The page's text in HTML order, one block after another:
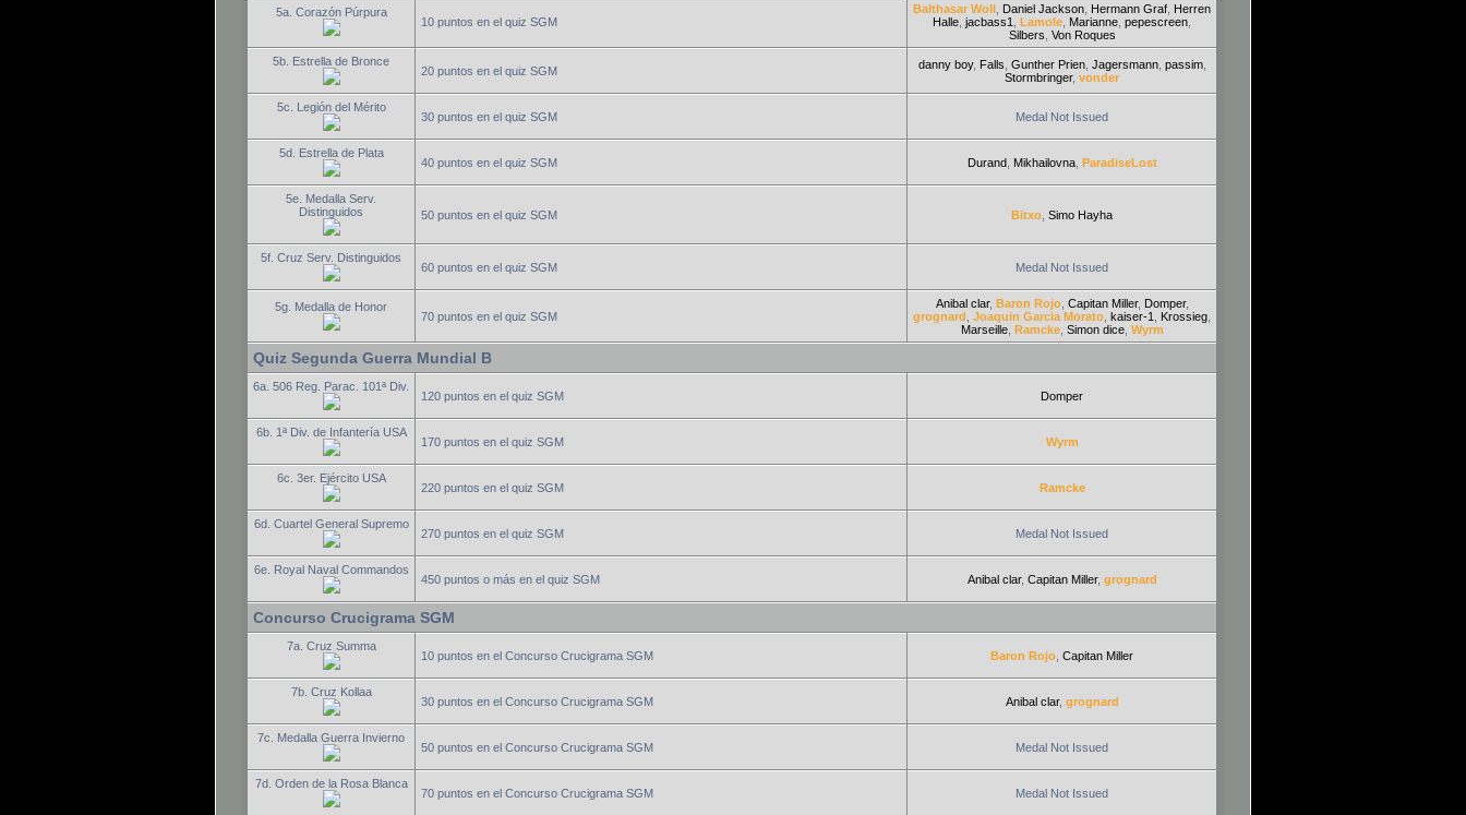
5a. Corazón Púrpura
10 puntos en el quiz SGM
Balthasar Woll Daniel Jackson Hermann Graf Herren
Halle jacbass1 Lamole Marianne pepescreen
Silbers Von Roques
5b. Estrella de Bronce
20 puntos en el quiz SGM danny boy, Falls Gunther Prien, Jagersmann, passim,
Stormbringer, vonder
5c. Legión del Mérito
30 puntos en el quiz SGM Medal Not Issued
5d. Estrella de Plata
40 puntos en el quiz SGM Durand, Mikhailovna, ParadiseLost
5e. Medalla Serv.
Distinguidos
50 puntos en el quiz SGM Bitxo Simo Hayha
5f. Cruz Serv. Distinguidos
60 puntos en el quiz SGM Medal Not Issued
5g. Medalla de Honor
70 puntos en el quiz SGM
Anibal clar, Baron Rojo, Capitan Miller, Domper,
grognard Joaquin Garcia Morato kaiser-1 Krossieg
Marseille, Ramcke, Simon dice, Wyrm
Quiz Segunda Guerra Mundial B
6a. 506 Reg. Parac. 101ª Div.
120 puntos en el quiz SGM Domper
6b. 1ª Div. de Infantería USA
170 puntos en el quiz SGM Wyrm
6c. 3er. Ejército USA
220 puntos en el quiz SGM Ramcke
6d. Cuartel General Supremo
270 puntos en el quiz SGM Medal Not Issued
6e. Royal Naval Commandos
450 puntos o más en el quiz SGM Anibal clar, Capitan Miller, grognard
Concurso Crucigrama SGM
7a. Cruz Summa
10 puntos en el Concurso Crucigrama SGM Baron Rojo Capitan Miller
7b. Cruz Kollaa
30 puntos en el Concurso Crucigrama SGM Anibal clar, grognard
7c. Medalla Guerra Invierno
50 puntos en el Concurso Crucigrama SGM Medal Not Issued
7d. Orden de la Rosa Blanca
70 puntos en el Concurso Crucigrama SGM Medal Not Issued